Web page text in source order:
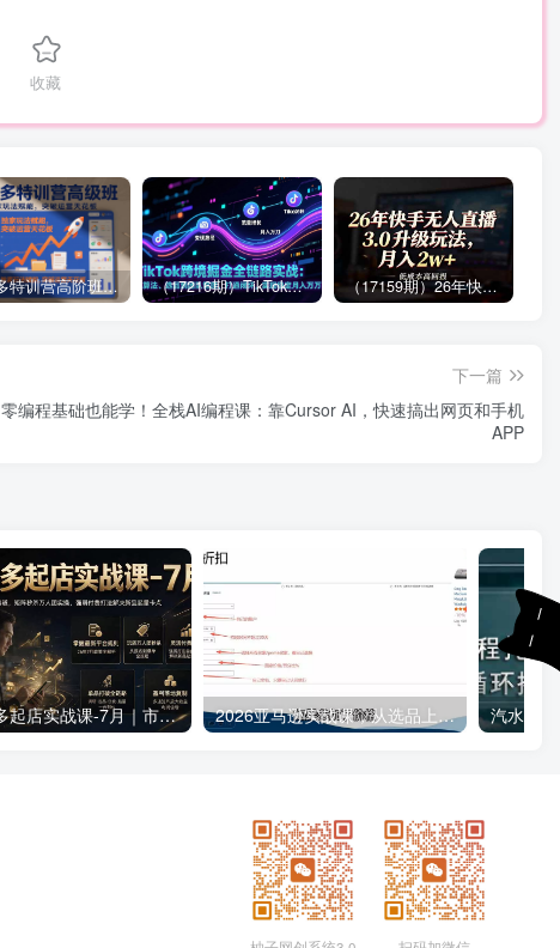
收藏
拼多多特训营高阶班，独家玩法赋能，突破运营天花板（更新26年1月） （17216期）TikTok跨境掘金全链路实战：从算法、选品到团队管理，打通闭环，实现稳定月入万刀 （17159期）26年快手无人直播3.0升级玩法，低成本高回报，月入2w+
下一篇
零编程基础也能学！全栈AI编程课：靠Cursor AI，快速搞出网页和手机
APP
26拼多多起店实战课-7月｜市场调研定位赛道，矩阵秒杀万人团实操，强弱付费打法解决新品起量卡点 2026亚马逊实战课，从选品上架推广到盈利闭环，新手老手均可快速落地出单